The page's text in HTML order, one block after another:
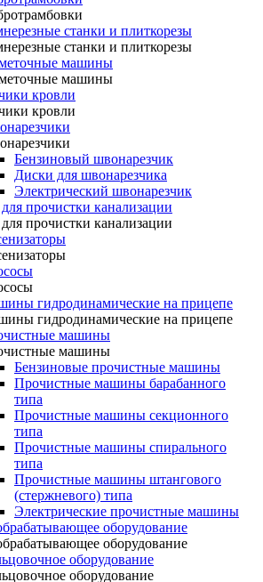
станки и плиткорезы
станки и плиткорезы
машины
машины
кровли
кровли
Бензиновый швонарезчик
Диски для швонарезчика
Электрический швонарезчик
прочистки канализации
прочистки канализации
гидродинамические на прицепе
гидродинамические на прицепе
машины
машины
Бензиновые прочистные машины
Прочистные машины барабанного
типа
Прочистные машины секционного
типа
Прочистные машины спирального
типа
Прочистные машины штангового
(стержневого) типа
Электрические прочистные машины
оборудование
оборудование
оборудование
оборудование